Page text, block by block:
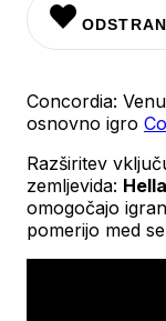
Concordia:
osnovno igro
Razširitev
zemljevida:
omogočajo
pomerijo med